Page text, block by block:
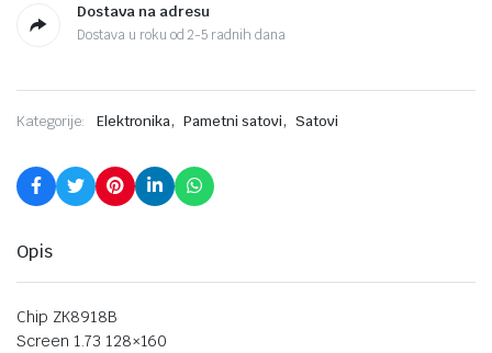
Dostava na adresu
Dostava u roku od 2-5 radnih dana
Kategorije: Elektronika, Pametni satovi, Satovi
Opis
Chip ZK8918B
Screen 1.73 128×160